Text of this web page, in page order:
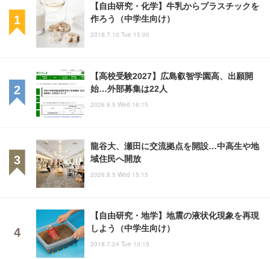
【自由研究・化学】牛乳からプラスチックを
作ろう（中学生向け）
2018.7.10 Tue 15:00
【高校受験2027】広島叡智学園高、出願開
始…外部募集は22人
2026.8.5 Wed 16:15
龍谷大、瀬田に交流拠点を開設…中高生や地
域住民へ開放
2026.8.5 Wed 15:15
【自由研究・地学】地震の液状化現象を再現
しよう（中学生向け）
2018.7.24 Tue 10:15